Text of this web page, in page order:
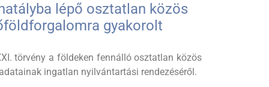
lépő osztatlan közös
gyakorolt
törvény a földeken fennálló osztatlan közös
ingatlan nyilvántartási rendezéséről.